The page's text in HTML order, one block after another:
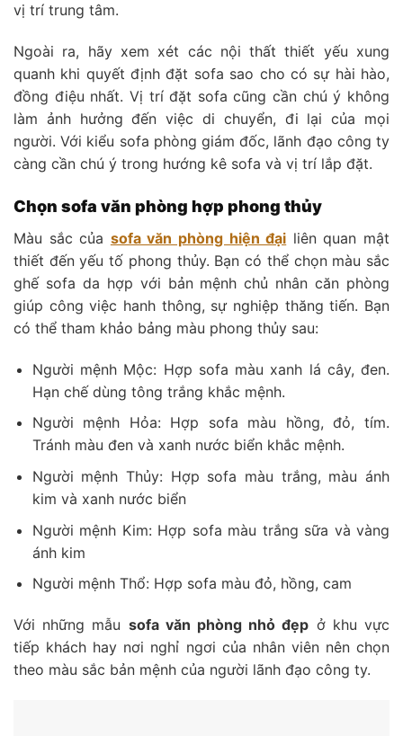
vị trí trung tâm.
Ngoài ra, hãy xem xét các nội thất thiết yếu xung
quanh khi quyết định đặt sofa sao cho có sự hài hào,
đồng điệu nhất. Vị trí đặt sofa cũng cần chú ý không
làm ảnh hưởng đến việc di chuyển, đi lại của mọi
người. Với kiểu sofa phòng giám đốc, lãnh đạo công ty
càng cần chú ý trong hướng kê sofa và vị trí lắp đặt.
Chọn sofa văn phòng hợp phong thủy
Màu sắc của sofa văn phòng hiện đại liên quan mật
thiết đến yếu tố phong thủy. Bạn có thể chọn màu sắc
ghế sofa da hợp với bản mệnh chủ nhân căn phòng
giúp công việc hanh thông, sự nghiệp thăng tiến. Bạn
có thể tham khảo bảng màu phong thủy sau:
Người mệnh Mộc: Hợp sofa màu xanh lá cây, đen.
Hạn chế dùng tông trắng khắc mệnh.
Người mệnh Hỏa: Hợp sofa màu hồng, đỏ, tím.
Tránh màu đen và xanh nước biển khắc mệnh.
Người mệnh Thủy: Hợp sofa màu trắng, màu ánh
kim và xanh nước biển
Người mệnh Kim: Hợp sofa màu trắng sữa và vàng
ánh kim
Người mệnh Thổ: Hợp sofa màu đỏ, hồng, cam
Với những mẫu sofa văn phòng nhỏ đẹp ở khu vực
tiếp khách hay nơi nghỉ ngơi của nhân viên nên chọn
theo màu sắc bản mệnh của người lãnh đạo công ty.